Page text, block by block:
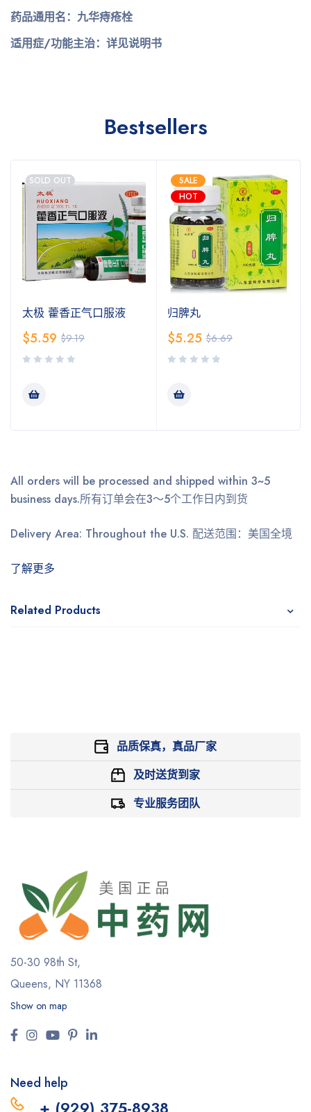
药品通用名：九华痔疮栓
适用症/功能主治：详见说明书
Bestsellers
SOLD OUT
太极 藿香正气口服液
$9.19
$5.59
SALE
HOT
归脾丸
$6.69
$5.25
All orders will be processed and shipped within 3~5
business days.所有订单会在3～5个工作日内到货
Delivery Area: Throughout the U.S. 配送范围：美国全境
了解更多
Related Products
品质保真，真品厂家
及时送货到家
专业服务团队
50-30 98th St,
Queens, NY 11368
Show on map
Need help